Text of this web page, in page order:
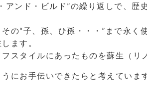
ンド・ビルド”の繰り返しで、
の“子、孫、ひ孫・・・”まで永く
ます。
スタイルにあったものを蘇生（リ
にお手伝いできたらと考えていま